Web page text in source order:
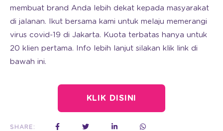
membuat brand Anda lebih dekat kepada masyarakat
di jalanan. Ikut bersama kami untuk melaju memerangi
virus covid-19 di Jakarta. Kuota terbatas hanya untuk
20 klien pertama. Info lebih lanjut silakan klik link di
bawah ini.
KLIK DISINI
SHARE: